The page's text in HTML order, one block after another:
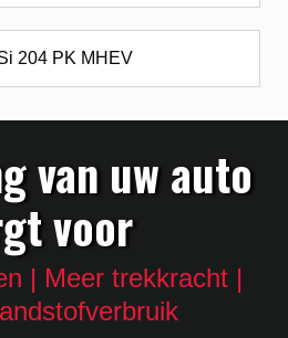
204 PK MHEV
van uw auto
voor
| Meer trekkracht |